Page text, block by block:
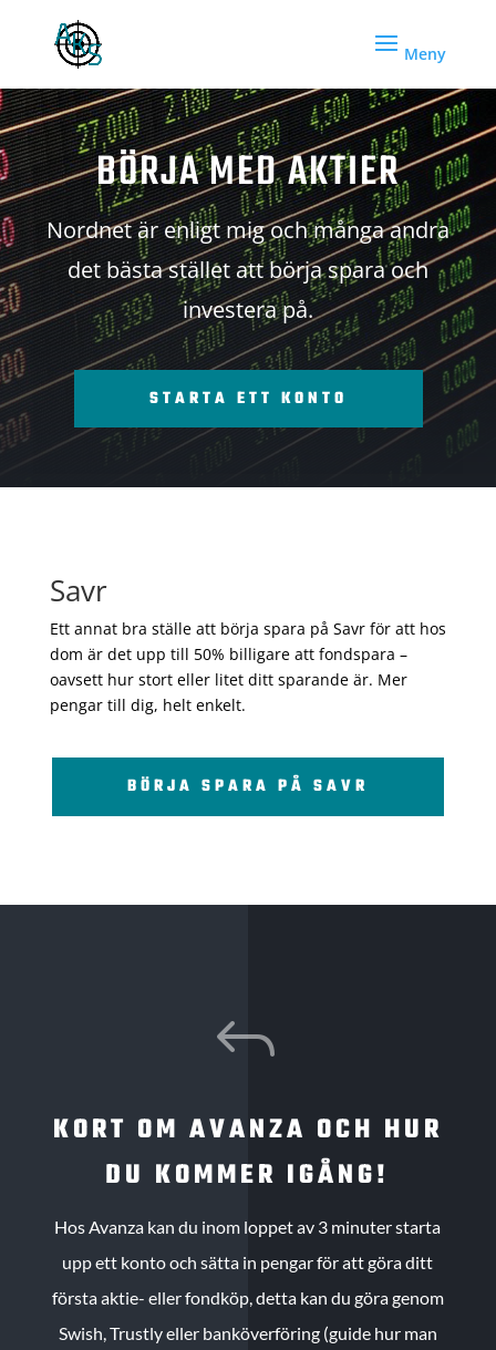
BÖRJA MED AKTIER
Nordnet är enligt mig och många andra
det bästa stället att börja spara och
investera på.
STARTA ETT KONTO
Savr
Ett annat bra ställe att börja spara på Savr för att hos
dom är det upp till 50% billigare att fondspara –
oavsett hur stort eller litet ditt sparande är. Mer
pengar till dig, helt enkelt.
BÖRJA SPARA PÅ SAVR
J
KORT OM AVANZA OCH HUR
DU KOMMER IGÅNG!
Hos Avanza kan du inom loppet av 3 minuter starta
upp ett konto och sätta in pengar för att göra ditt
första aktie- eller fondköp, detta kan du göra genom
Swish, Trustly eller banköverföring (guide hur man